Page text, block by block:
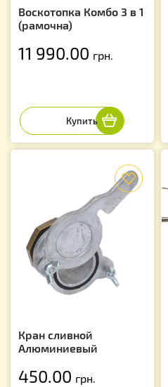
Воскотопка Комбо 3 в 1
(рамочна)
11 990.00 грн.
Кран сливной
Алюминиевый
450.00 грн.